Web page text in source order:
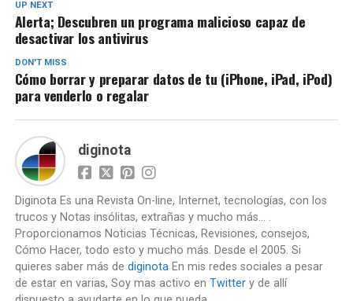
UP NEXT
Alerta; Descubren un programa malicioso capaz de
desactivar los antivirus
DON'T MISS
Cómo borrar y preparar datos de tu (iPhone, iPad, iPod)
para venderlo o regalar
diginota
Diginota Es una Revista On-line, Internet, tecnologías, con los
trucos y Notas insólitas, extrañas y mucho más... .
Proporcionamos Noticias Técnicas, Revisiones, consejos,
Cómo Hacer, todo esto y mucho más. Desde el 2005. Si
quieres saber más de diginotaEn mis redes sociales a pesar
de estar en varias, Soy mas activo en Twittery de allí